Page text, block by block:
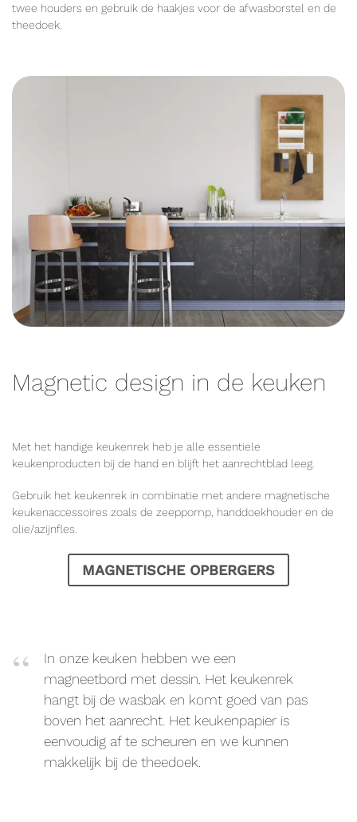
twee houders en gebruik de haakjes voor de afwasborstel en de
theedoek.
Magnetic design in de keuken
Met het handige keukenrek heb je alle essentiele
keukenproducten bij de hand en blijft het aanrechtblad leeg.
Gebruik het keukenrek in combinatie met andere magnetische
keukenaccessoires zoals de zeeppomp, handdoekhouder en de
olie/azijnfles.
MAGNETISCHE OPBERGERS
In onze keuken hebben we een
magneetbord met dessin. Het keukenrek
hangt bij de wasbak en komt goed van pas
boven het aanrecht. Het keukenpapier is
eenvoudig af te scheuren en we kunnen
makkelijk bij de theedoek.